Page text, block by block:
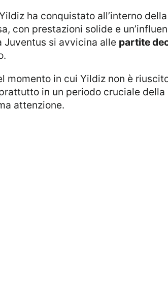
con prestazioni solide e
Juventus si avvicina alle partite
in un periodo cruciale
attenzione.